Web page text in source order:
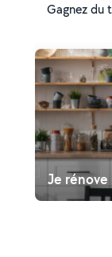
Gagnez du
Je